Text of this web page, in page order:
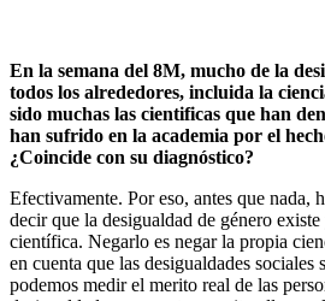
En la semana del 8M, mucho de la
todos los alrededores, incluida la
sido muchas las cientificas que han
han sufrido en la academia por el
¿Coincide con su diagnóstico?
Efectivamente. Por eso, antes que nada,
decir que la desigualdad de género
científica. Negarlo es negar la propia
en cuenta que las desigualdades
podemos medir el merito real de las